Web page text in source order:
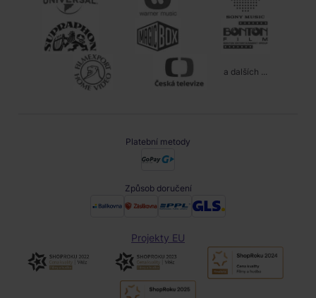
a dalších ...
Platební metody
Způsob doručení
Projekty EU